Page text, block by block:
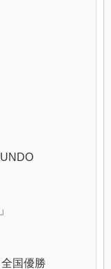
国優勝